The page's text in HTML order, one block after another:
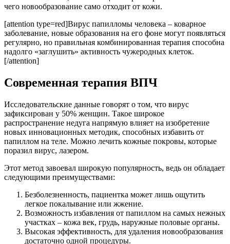
чего новообразование само отходит от кожи.
[attention type=red]Вирус папилломы человека – коварное
заболевание, новые образования на его фоне могут появляться
регулярно, но правильная комбинированная терапия способна
надолго «заглушить» активность чужеродных клеток.
[/attention]
Современная терапия ВПЧ
Исследовательские данные говорят о том, что вирус
зафиксирован у 50% женщин. Такое широкое
распространение недуга напрямую влияет на изобретение
новых инновационных методик, способных избавить от
папиллом на теле. Можно лечить кожные покровы, которые
поразил вирус, лазером.
Этот метод завоевал широкую популярность, ведь он обладает
следующими преимуществами:
Безболезненность, пациентка может лишь ощутить
легкое покалывание или жжение.
Возможность избавления от папиллом на самых нежных
участках – кожа век, грудь, наружные половые органы.
Высокая эффективность, для удаления новообразования
достаточно одной процедуры.